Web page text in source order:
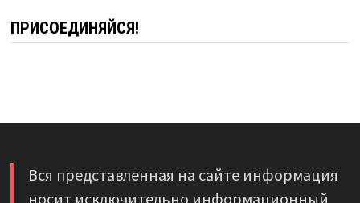
ПРИСОЕДИНЯЙСЯ!
Вся представленная на сайте информация
носит исключительно информационный